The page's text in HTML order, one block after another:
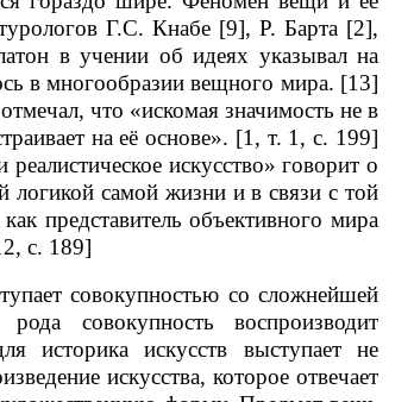
Г.С. Кнабе [9], Р. Барта [2],
в учении об идеях указывал на
в многообразии вещного мира. [13]
что «искомая значимость не в
на её основе». [1, т. 1, с. 199]
искусство» говорит о
логикой самой жизни и в связи с той
представитель объективного мира
с. 189]
совокупностью со сложнейшей
совокупность воспроизводит
историка искусств выступает не
искусства, которое отвечает